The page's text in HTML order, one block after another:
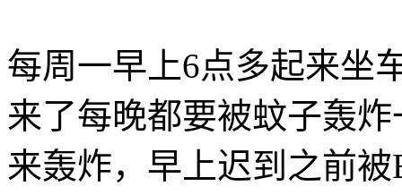
每周一早上6点多起来坐
来了每晚都要被蚊子轰
来轰炸，早上迟到之前